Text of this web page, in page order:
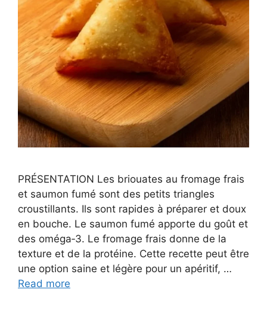
PRÉSENTATION Les briouates au fromage frais
et saumon fumé sont des petits triangles
croustillants. Ils sont rapides à préparer et doux
en bouche. Le saumon fumé apporte du goût et
des oméga‑3. Le fromage frais donne de la
texture et de la protéine. Cette recette peut être
une option saine et légère pour un apéritif, …
Read more